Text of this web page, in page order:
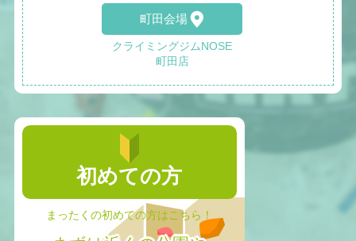
町田会場
クライミングジムNOSE
町田店
初めての方
まったくの初めての方はこちら！